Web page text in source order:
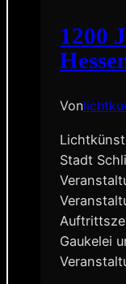
1200
Von
Stadt
Gaukelei